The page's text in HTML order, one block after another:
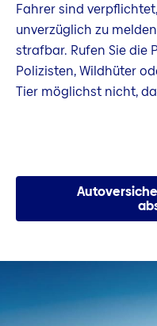
Fahrer sind
unverzüglich zu
strafbar. Rufen Sie die
Polizisten, Wildhüter
Tier möglichst nicht,